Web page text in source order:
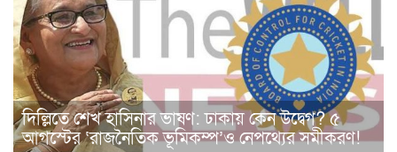
দিল্লিতে শেখ হাসিনার ভাষণ: ঢাকায় কেন উদ্বেগ? ৫
আগস্টের ‘রাজনৈতিক ভূমিকম্প’ও নেপথ্যের সমীকরণ!